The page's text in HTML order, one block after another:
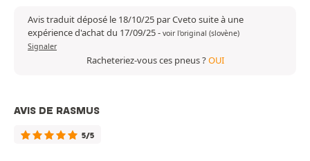
Avis traduit déposé le 18/10/25 par Cveto suite à une
expérience d'achat du 17/09/25- voir l'original (slovène)
Signaler
Racheteriez-vous ces pneus ?OUI
AVIS DE RASMUS
5/5